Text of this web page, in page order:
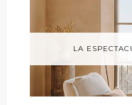
LA